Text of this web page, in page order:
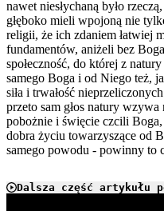
nawet niesłychaną było
głęboko mieli wpojoną nie
religii, że ich zdaniem łatwiej
fundamentów, aniżeli bez
społeczność, do której z
samego Boga i od Niego też,
siła i trwałość
przeto sam głos natury
pobożnie i święcie czcili
dobra życiu towarzyszące od
samego powodu - powinny to
Dalsza część artykułu